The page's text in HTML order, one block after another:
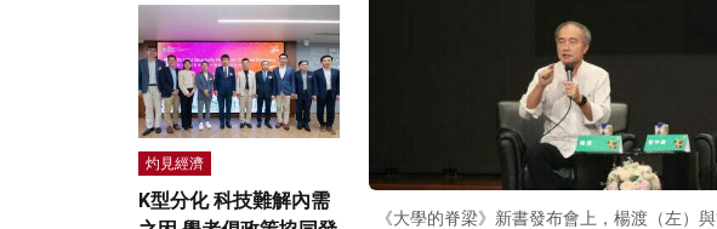
《大學的脊梁》新書發布會上，楊渡（左）
灼見經濟
K型分化 科技難解內需